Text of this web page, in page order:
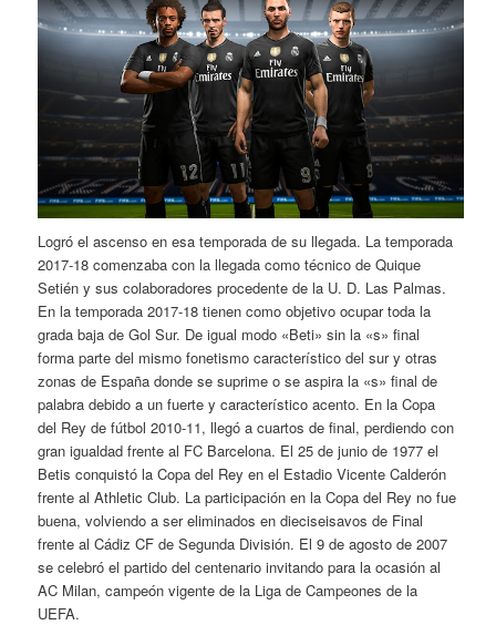
Logró el ascenso en esa temporada de su llegada. La temporada
2017-18 comenzaba con la llegada como técnico de Quique
Setién y sus colaboradores procedente de la U. D. Las Palmas.
En la temporada 2017-18 tienen como objetivo ocupar toda la
grada baja de Gol Sur. De igual modo «Beti» sin la «s» final
forma parte del mismo fonetismo característico del sur y otras
zonas de España donde se suprime o se aspira la «s» final de
palabra debido a un fuerte y característico acento. En la Copa
del Rey de fútbol 2010-11, llegó a cuartos de final, perdiendo con
gran igualdad frente al FC Barcelona. El 25 de junio de 1977 el
Betis conquistó la Copa del Rey en el Estadio Vicente Calderón
frente al Athletic Club. La participación en la Copa del Rey no fue
buena, volviendo a ser eliminados en dieciseisavos de Final
frente al Cádiz CF de Segunda División. El 9 de agosto de 2007
se celebró el partido del centenario invitando para la ocasión al
AC Milan, campeón vigente de la Liga de Campeones de la
UEFA.